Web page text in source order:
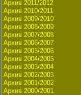
Архив 2011/2012
Архив 2010/2011
Архив 2009/2010
Архив 2008/2009
Архив 2007/2008
Архив 2006/2007
Архив 2005/2006
Архив 2004/2005
Архив 2003/2004
Архив 2002/2003
Архив 2001/2002
Архив 2000/2001